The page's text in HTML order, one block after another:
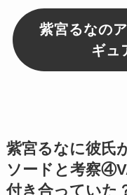
紫宮るなの
ギュ
紫宮るなに彼氏
ソードと考察
付き合っていた